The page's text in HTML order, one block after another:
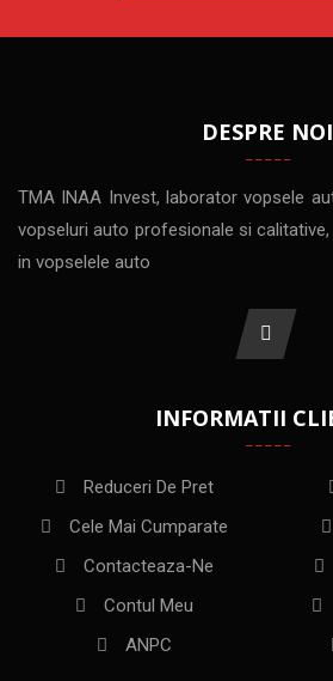
DESPRE NOI
TMA INAA Invest, laborator vopsele
vopseluri auto profesionale si
in vopselele auto
INFORMATII
Reduceri De Pret
Cele Mai Cumparate
Contacteaza-Ne
Contul Meu
ANPC